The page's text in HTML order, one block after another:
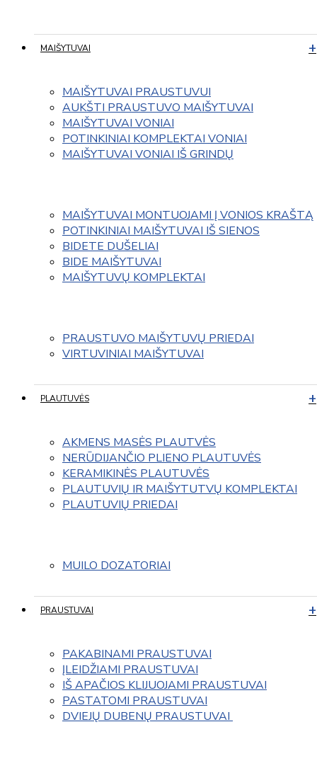
MAIŠYTUVAI
MAIŠYTUVAI PRAUSTUVUI
AUKŠTI PRAUSTUVO MAIŠYTUVAI
MAIŠYTUVAI VONIAI
POTINKINIAI KOMPLEKTAI VONIAI
MAIŠYTUVAI VONIAI IŠ GRINDŲ
MAIŠYTUVAI MONTUOJAMI Į VONIOS KRAŠTĄ
POTINKINIAI MAIŠYTUVAI IŠ SIENOS
BIDETE DUŠELIAI
BIDE MAIŠYTUVAI
MAIŠYTUVŲ KOMPLEKTAI
PRAUSTUVO MAIŠYTUVŲ PRIEDAI
VIRTUVINIAI MAIŠYTUVAI
PLAUTUVĖS
AKMENS MASĖS PLAUTVĖS
NERŪDIJANČIO PLIENO PLAUTUVĖS
KERAMIKINĖS PLAUTUVĖS
PLAUTUVIŲ IR MAIŠYTUTVŲ KOMPLEKTAI
PLAUTUVIŲ PRIEDAI
MUILO DOZATORIAI
PRAUSTUVAI
PAKABINAMI PRAUSTUVAI
ĮLEIDŽIAMI PRAUSTUVAI
IŠ APAČIOS KLIJUOJAMI PRAUSTUVAI
PASTATOMI PRAUSTUVAI
DVIEJŲ DUBENŲ PRAUSTUVAI